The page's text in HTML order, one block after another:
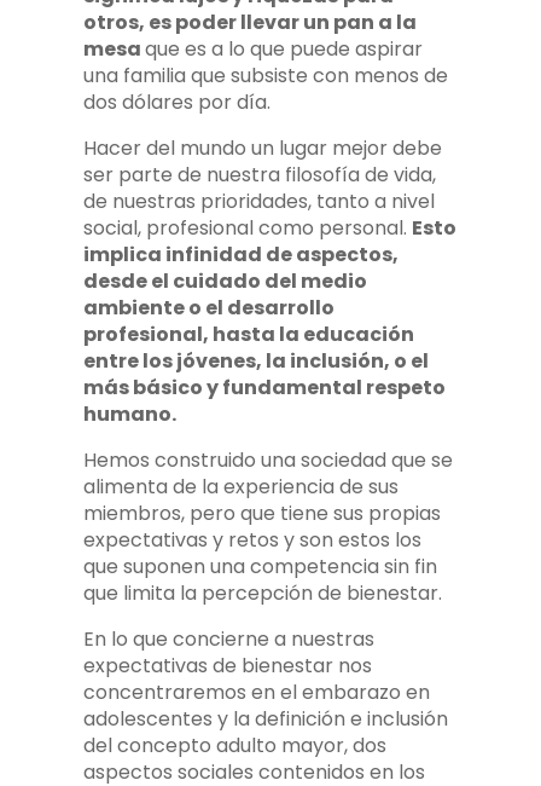
otros, es poder llevar un pan a la
mesaque es a lo que puede aspirar
una familia que subsiste con menos de
dos dólares por día.
Hacer del mundo un lugar mejor debe
ser parte de nuestra filosofía de vida,
de nuestras prioridades, tanto a nivel
social, profesional como personal. Esto
implica infinidad de aspectos,
desde el cuidado del medio
ambiente o el desarrollo
profesional, hasta la educación
entre los jóvenes, la inclusión, o el
más básico y fundamental respeto
humano.
Hemos construido una sociedad que se
alimenta de la experiencia de sus
miembros, pero que tiene sus propias
expectativas y retos y son estos los
que suponen una competencia sin fin
que limita la percepción de bienestar.
En lo que concierne a nuestras
expectativas de bienestar nos
concentraremos en el embarazo en
adolescentes y la definición e inclusión
del concepto adulto mayor, dos
aspectos sociales contenidos en los